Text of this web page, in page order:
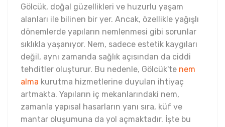
Gölcük, doğal güzellikleri ve huzurlu yaşam
alanları ile bilinen bir yer. Ancak, özellikle yağışlı
dönemlerde yapıların nemlenmesi gibi sorunlar
sıklıkla yaşanıyor. Nem, sadece estetik kaygıları
değil, aynı zamanda sağlık açısından da ciddi
tehditler oluşturur. Bu nedenle, Gölcük'te nem
alma kurutma hizmetlerine duyulan ihtiyaç
artmakta. Yapıların iç mekanlarındaki nem,
zamanla yapısal hasarların yanı sıra, küf ve
mantar oluşumuna da yol açmaktadır. İşte bu